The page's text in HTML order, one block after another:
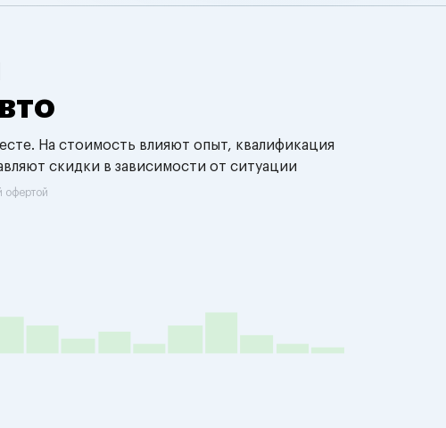
На стоимость влияют опыт, квалификация
скидки в зависимости от ситуации
офертой